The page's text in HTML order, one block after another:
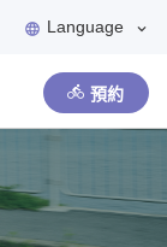
Language
預約